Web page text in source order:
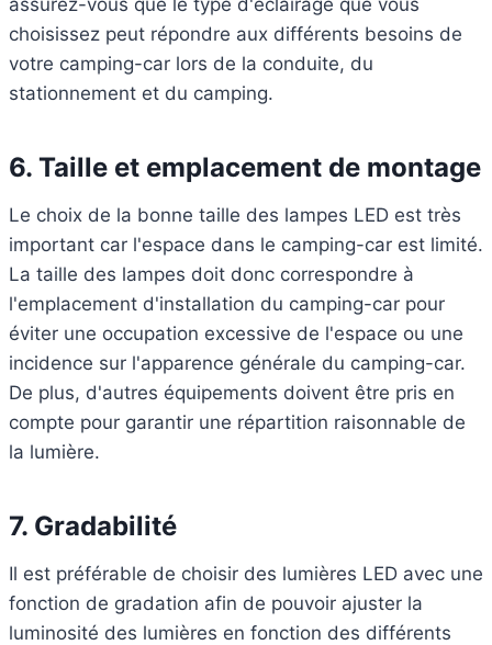
assurez-vous que le type d'éclairage que vous
choisissez peut répondre aux différents besoins de
votre camping-car lors de la conduite, du
stationnement et du camping.
6. Taille et emplacement de montage
Le choix de la bonne taille des lampes LED est très
important car l'espace dans le camping-car est limité.
La taille des lampes doit donc correspondre à
l'emplacement d'installation du camping-car pour
éviter une occupation excessive de l'espace ou une
incidence sur l'apparence générale du camping-car.
De plus, d'autres équipements doivent être pris en
compte pour garantir une répartition raisonnable de
la lumière.
7. Gradabilité
Il est préférable de choisir des lumières LED avec une
fonction de gradation afin de pouvoir ajuster la
luminosité des lumières en fonction des différents